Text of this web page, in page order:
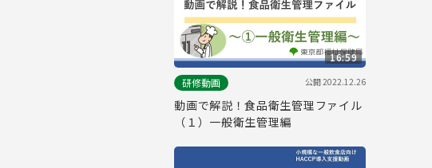
16:59
研修動画
公開2022.12.26
動画で解説！食品衛生管理ファイル
（１）一般衛生管理編